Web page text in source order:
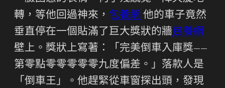
轉，等他回過神來， 包養網 他的車子竟然
垂直停在一個貼滿了巨大獎狀的牆包養網
壁上。獎狀上寫著：「完美倒車入庫獎——
第零點零零零零零九度偏差。」落款人是
「倒車王」。他趕緊從車窗探出頭，發現